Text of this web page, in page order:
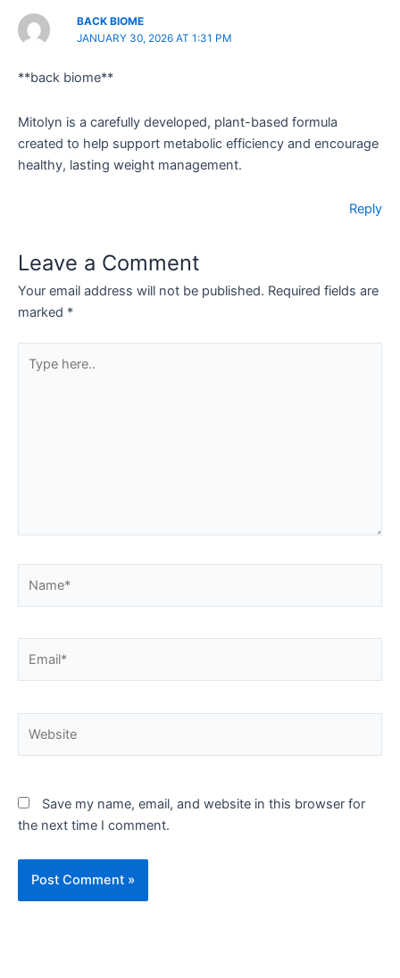
BACK BIOME
JANUARY 30, 2026 AT 1:31 PM
**back biome**
Mitolyn is a carefully developed, plant-based formula
created to help support metabolic efficiency and encourage
healthy, lasting weight management.
Reply
Leave a Comment
Your email address will not be published. Required fields are
marked *
here..
Save my name, email, and website in this browser for
the next time I comment.